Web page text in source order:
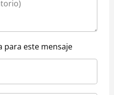
para este mensaje